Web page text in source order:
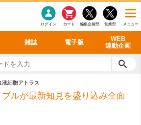
メニュー
営業部
編集企画部
カート
ログイン
雑誌 電子版
WEB
連動企画
医学
看護・介護
シリーズ一覧
最新号 バックナンバー
動作分析」WEB動画
二版」 WEB動画
液細胞アトラス
ルが最新知見を盛り込み全面